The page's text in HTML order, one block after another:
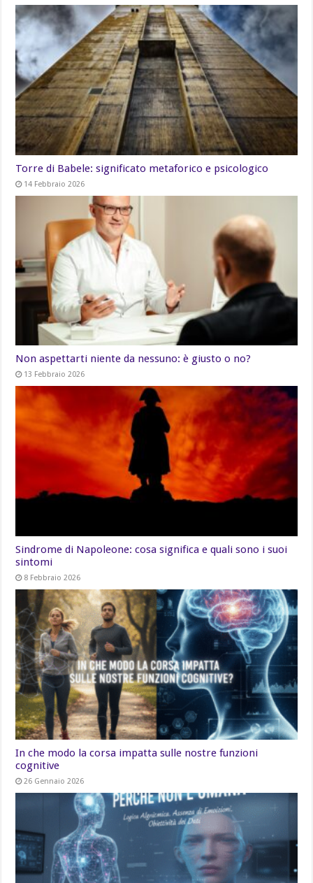
Torre di Babele: significato metaforico e psicologico
14 Febbraio 2026
Non aspettarti niente da nessuno: è giusto o no?
13 Febbraio 2026
Sindrome di Napoleone: cosa significa e quali sono i suoi
sintomi
8 Febbraio 2026
In che modo la corsa impatta sulle nostre funzioni
cognitive
26 Gennaio 2026